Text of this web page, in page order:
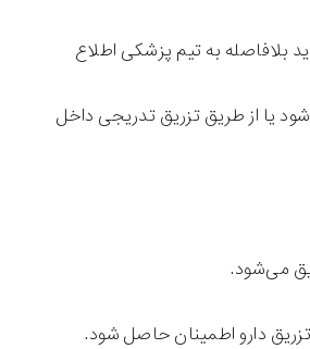
بلافاصله به تیم پزشکی اطلاع
یا از طریق تزریق تدریجی داخل
می‌شود.
دارو اطمینان حاصل شود.